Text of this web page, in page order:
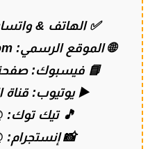
✅ الهاتف &
🌐 الموقع الرسمي:
📘 فيسبوك:
▶️ يوتيوب:قناة
🎵 تيك توك:
📸 إنستجرام: